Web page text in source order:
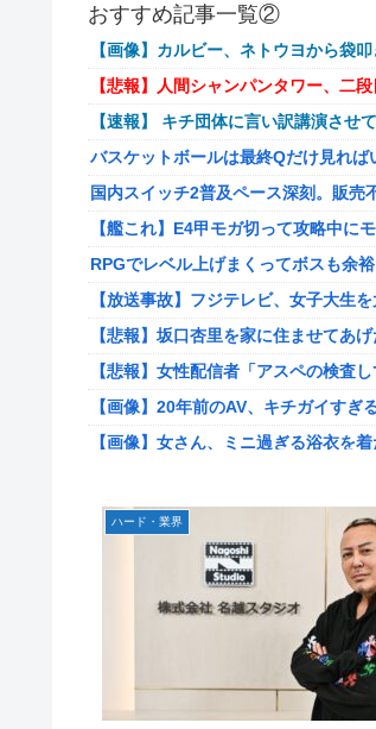
【動画】高校生さん、文化祭でコー
【NGS】LG5「レアレンス」シリー
【ｗ】長年育てやっと蕾がつき楽し
『ゼルダの伝説』ゼルダ姫とリンク
韓国人「英メディアや海外各社も一
【画像】廃墟化したレンタルビデオ
【悲報】女性配信者「アスペの検査
【画像】ハンターハンターさん、ガ
【画像】週刊少年マガジン、限界突破
「テイルズオブシンフォニア リマス
やる夫のダンジョン運営記189-雑談
実際『ゼルダ 時オカ』→『風タク』
【悲報】女さん、歩行者を轢いた挙
【画像】このLINEでなんで女が怒っ
海外「日本なんて行くんじゃなかっ
【艦これ】ひみつの通り道 他
LIAR GAME -ライアーゲーム- 第17
【画像】エチビデ女優さん、番組の
【ウマ娘】わたしの全力受け止め
おすすめ記事一覧②
【画像】カルビー、ネトウヨから袋
【悲報】人間シャンパンタワー、二
【速報】 キチ団体に言い訳講演させ
バスケットボールは最終Qだけ見れば
国内スイッチ2普及ペース深刻。販売
【艦これ】E4甲モガ切って攻略中に
RPGでレベル上げまくってボスも余
【放送事故】フジテレビ、女子大生
【悲報】坂口杏里を家に住ませてあ
【悲報】女性配信者「アスペの検査
【画像】20年前のAV、キチガイすぎ
【画像】女さん、ミニ過ぎる浴衣を
【画像】このLINEでなんで女が怒っ
海外「日本は戦勝国なんだよ」 戦後
【悲報画像】イキリたい年頃の中学
実際『ゼルダ 時オカ』→『風タク』
【画像】サンモニの女子アナさん、
【画像】スト6に彗星の如く現れたフ
ハード・業界